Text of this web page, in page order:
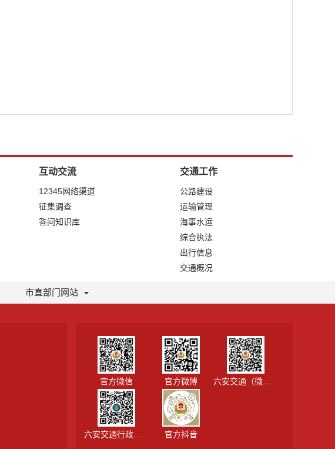
互动交流
12345网络渠道
征集调查
答问知识库
交通工作
公路建设
运输管理
海事水运
综合执法
出行信息
交通概况
市直部门网站
官方微信 官方微博
官方抖音